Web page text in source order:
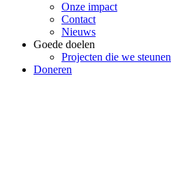
Onze impact
Contact
Nieuws
Goede doelen
Projecten die we steunen
Doneren